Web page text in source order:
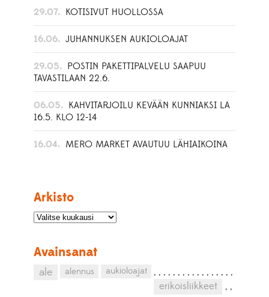
29.07. KOTISIVUT HUOLLOSSA
16.06. JUHANNUKSEN AUKIOLOAJAT
29.05. POSTIN PAKETTIPALVELU SAAPUU
TAVASTILAAN 22.6.
06.05. KAHVITARJOILU KEVÄÄN KUNNIAKSI LA
16.5. KLO 12-14
16.04. MERO MARKET AVAUTUU LÄHIAIKOINA
Arkisto
Avainsanat
ale ,
alennus ,
aukioloajat ,
erikoisliikkeet
,,,,,,,,,,,,,,
, ,